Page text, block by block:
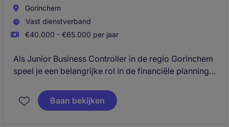
Gorinchem
Vast dienstverband
€40.000 - €65.000 per jaar
Als Junior Business Controller in de regio Gorinchem
speel je een belangrijke rol in de financiële planning
ondersteunt bij het opstellen van rapportages en
helpt bij het optimaliseren van financiële processen.
Baan bekijken